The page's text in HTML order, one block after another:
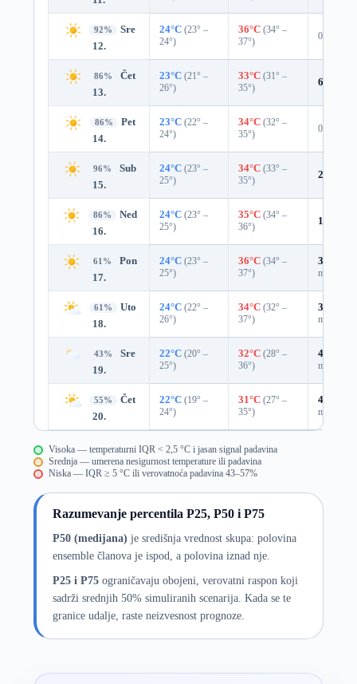
92%
Sre
12.
24°C (23° –
24°)
36°C (34° –
37°)
0%
86%
Čet
13.
23°C (21° –
26°)
33°C (31° –
35°)
6%
86%
Pet
14.
23°C (22° –
24°)
34°C (32° –
35°)
0%
96%
Sub
15.
24°C (23° –
25°)
34°C (33° –
35°)
2%
86%
Ned
16.
24°C (23° –
25°)
35°C (34° –
36°)
14%
61%
Pon
17.
24°C (23° –
25°)
36°C (34° –
37°)
31%
mm)
61%
Uto
18.
24°C (22° –
26°)
34°C (32° –
37°)
33%
mm)
43%
Sre
19.
22°C (20° –
25°)
32°C (28° –
36°)
47%
mm)
55%
Čet
20.
22°C (19° –
24°)
31°C (27° –
35°)
43%
mm)
Visoka — temperaturni IQR < 2,5 °C i jasan signal padavina
Srednja — umerena nesigurnost temperature ili padavina
Niska — IQR ≥ 5 °C ili verovatnoća padavina 43–57%
Razumevanje percentila P25, P50 i P75
P50 (medijana) je središnja vrednost skupa: polovina
ensemble članova je ispod, a polovina iznad nje.
P25 i P75ograničavaju obojeni, verovatni raspon koji
sadrži srednjih 50% simuliranih scenarija. Kada se te
granice udalje, raste neizvesnost prognoze.